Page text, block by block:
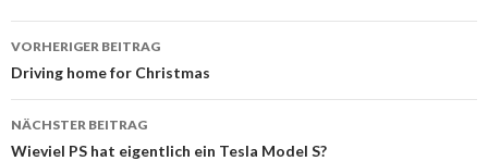
Beitrags-
Navigation
VORHERIGER BEITRAG
Driving home for Christmas
NÄCHSTER BEITRAG
Wieviel PS hat eigentlich ein Tesla Model S?